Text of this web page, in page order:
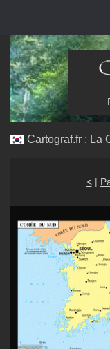
Cartograf.fr : La
<|